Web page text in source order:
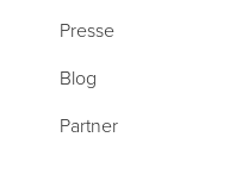
Presse
Blog
Partner